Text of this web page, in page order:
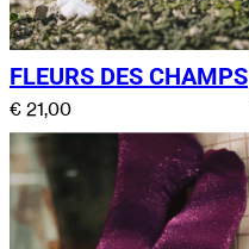
FLEURS DES CHAMPS
€ 21,00